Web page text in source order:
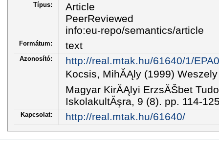
Típus:
Article
PeerReviewed
info:eu-repo/semantics/article
Formátum: text
Azonosító:
http://real.mtak.hu/61640/1/
Kocsis, MihĂĄly (1999) Weszely
Magyar KirĂĄlyi ErzsĂŠbet
IskolakultĂşra, 9 (8). pp. 114-
Kapcsolat: http://real.mtak.hu/61640/